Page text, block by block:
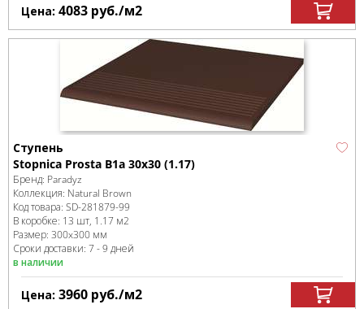
Цена: 4083 руб./м2
Ступень
Stopnica Prosta B1a 30x30 (1.17)
Бренд: Paradyz
Коллекция: Natural Brown
Код товара: SD-281879-99
В коробке: 13 шт, 1.17 м2
Размер: 300x300 мм
Сроки доставки: 7 - 9 дней
в наличии
Цена: 3960 руб./м2